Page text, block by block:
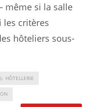
si la salle
les critères
hôteliers sous-
HÔTELLERIE